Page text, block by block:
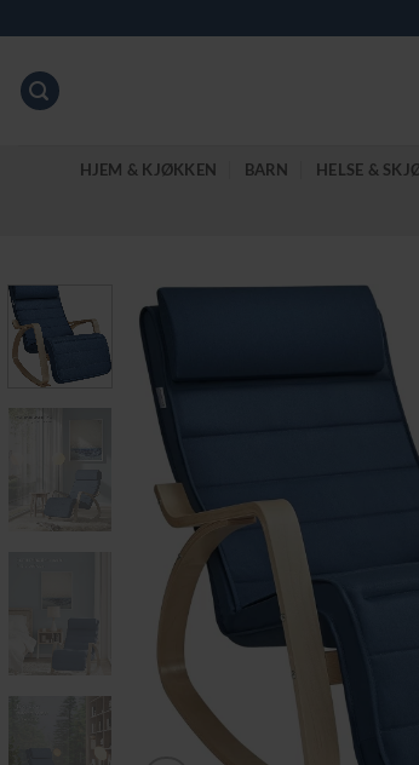
to
content
HJEM & KJØKKEN BARN HELSE &